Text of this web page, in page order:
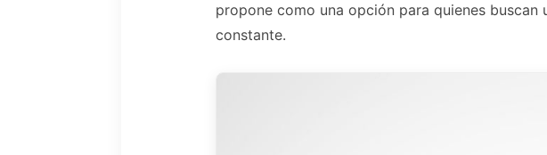
propone como una opción para quienes
constante.